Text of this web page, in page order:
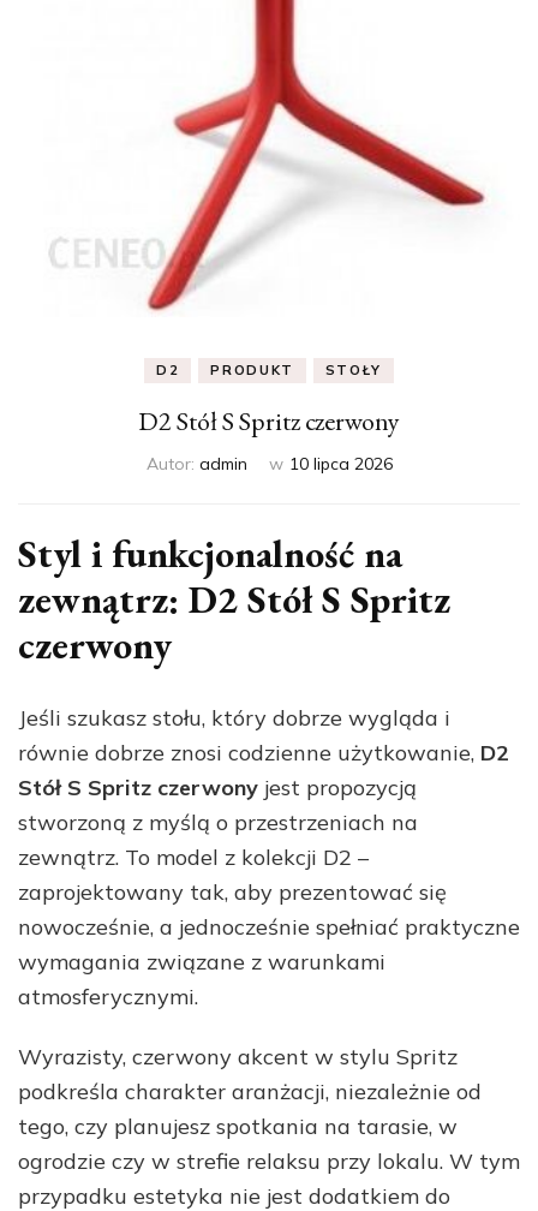
D2 PRODUKT STOŁY
D2 Stół S Spritz czerwony
Autor: admin w 10 lipca 2026
Styl i funkcjonalność na
zewnątrz: D2 Stół S Spritz
czerwony
Jeśli szukasz stołu, który dobrze wygląda i
równie dobrze znosi codzienne użytkowanie, D2
Stół S Spritz czerwony jest propozycją
stworzoną z myślą o przestrzeniach na
zewnątrz. To model z kolekcji D2 –
zaprojektowany tak, aby prezentować się
nowocześnie, a jednocześnie spełniać praktyczne
wymagania związane z warunkami
atmosferycznymi.
Wyrazisty, czerwony akcent w stylu Spritz
podkreśla charakter aranżacji, niezależnie od
tego, czy planujesz spotkania na tarasie, w
ogrodzie czy w strefie relaksu przy lokalu. W tym
przypadku estetyka nie jest dodatkiem do